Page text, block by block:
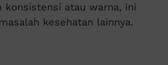
konsistensi atau warna, ini
kesehatan lainnya.